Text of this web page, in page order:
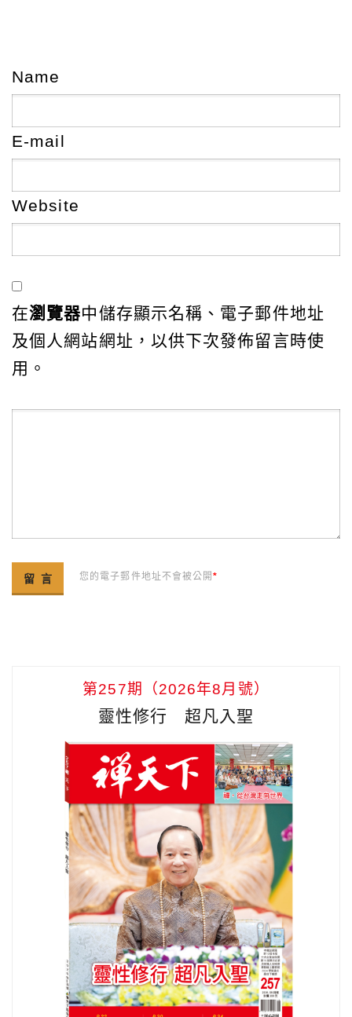
Name
E-mail
Website
在瀏覽器中儲存顯示名稱、電子郵件地址
及個人網站網址，以供下次發佈留言時使
用。
您的電子郵件地址不會被公開*
第257期（2026年8月號）
靈性修行 超凡入聖